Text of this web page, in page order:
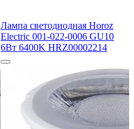
Лампа светодиодная Horoz
Electric 001-022-0006 GU10
6Вт 6400K HRZ00002214